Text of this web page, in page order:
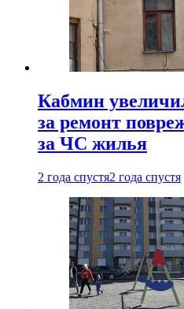
Кабмин
за ремонт
за ЧС жилья
2 года спустя2 года спустя